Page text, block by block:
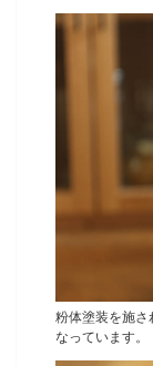
粉体塗装を施さ
なっています。